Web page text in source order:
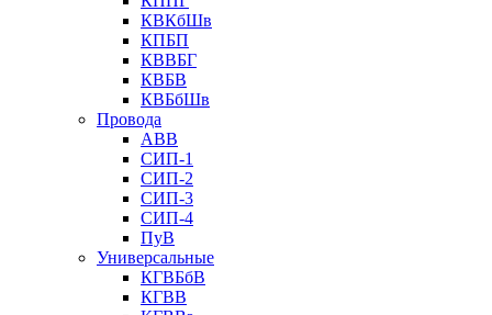
КВКбШв
КПБП
КВВБГ
КВБВ
КВБбШв
Провода
АВВ
СИП-1
СИП-2
СИП-3
СИП-4
ПуВ
Универсальные
КГВБбВ
КГВВ